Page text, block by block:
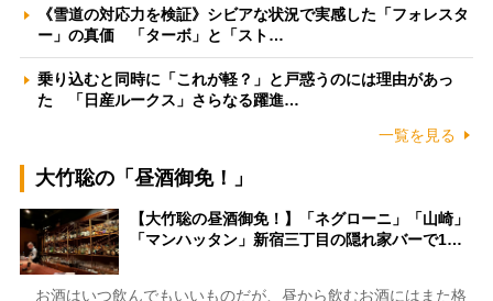
《雪道の対応力を検証》シビアな状況で実感した「フォレスタ
ー」の真価 「ターボ」と「スト…
乗り込むと同時に「これが軽？」と戸惑うのには理由があっ
た 「日産ルークス」さらなる躍進…
一覧を見る
大竹聡の「昼酒御免！」
【大竹聡の昼酒御免！】「ネグローニ」「山崎」
「マンハッタン」新宿三丁目の隠れ家バーで1…
お酒はいつ飲んでもいいものだが、昼から飲むお酒にはまた格